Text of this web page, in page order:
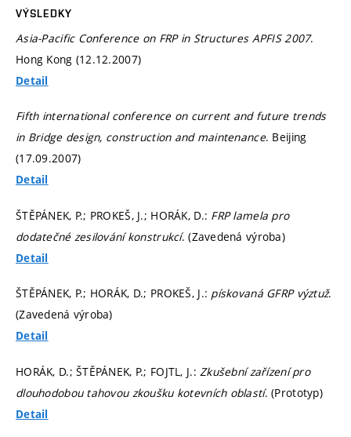
VÝSLEDKY
Asia-Pacific Conference on FRP in Structures APFIS 2007.
Hong Kong (12.12.2007)
Detail
Fifth international conference on current and future trends
in Bridge design, construction and maintenance. Beijing
(17.09.2007)
Detail
ŠTĚPÁNEK, P.; PROKEŠ, J.; HORÁK, D.: FRP lamela pro
dodatečné zesilování konstrukcí. (Zavedená výroba)
Detail
ŠTĚPÁNEK, P.; HORÁK, D.; PROKEŠ, J.: pískovaná GFRP výztuž.
(Zavedená výroba)
Detail
HORÁK, D.; ŠTĚPÁNEK, P.; FOJTL, J.: Zkušební zařízení pro
dlouhodobou tahovou zkoušku kotevních oblastí. (Prototyp)
Detail